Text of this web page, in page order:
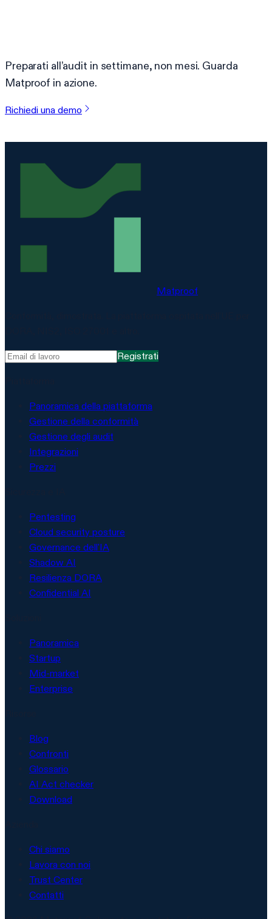
Preparati all’audit in settimane, non mesi. Guarda
Matproof in azione.
Richiedi una demo
Matproof
Registrati
Panoramica della piattaforma
Gestione della conformità
Gestione degli audit
Integrazioni
Prezzi
Pentesting
Cloud security posture
Governance dell'IA
Shadow AI
Resilienza DORA
Confidential AI
Panoramica
Startup
Mid-market
Enterprise
Blog
Confronti
Glossario
AI Act checker
Download
Chi siamo
Lavora con noi
Trust Center
Contatti